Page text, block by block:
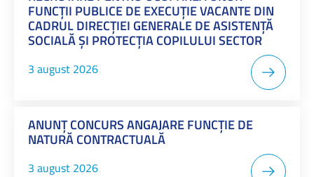
FUNCŢII PUBLICE DE EXECUȚIE VACANTE DIN
CADRUL DIRECȚIEI GENERALE DE ASISTENȚĂ
SOCIALĂ ȘI PROTECȚIA COPILULUI SECTOR
3 august 2026
ANUNŢ CONCURS ANGAJARE FUNCȚIE DE
NATURĂ CONTRACTUALĂ
3 august 2026